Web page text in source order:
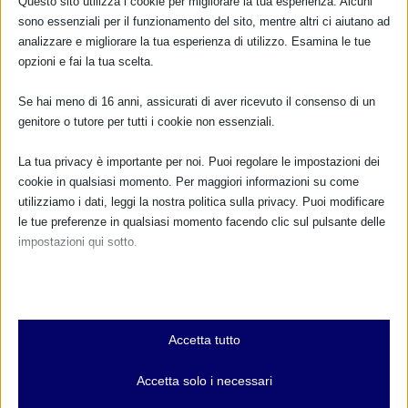
CALENDARIO EVENTI
Non ci sono eventi
FARMACI IN ALLATTAMENTO E
GRAVIDANZA
NUMERO VERDE GRATUITO
Maggiori informazioni
RIMANI AGGIORNATO
sono essenziali per il funzionamento del sito, mentre altri ci aiutano ad
analizzare e migliorare la tua esperienza di utilizzo. Esamina le tue
opzioni e fai la tua scelta.
Se hai meno di 16 anni, assicurati di aver ricevuto il consenso di un
genitore o tutore per tutti i cookie non essenziali.
La tua privacy è importante per noi. Puoi regolare le impostazioni dei
cookie in qualsiasi momento. Per maggiori informazioni su come
utilizziamo i dati, leggi la nostra politica sulla privacy. Puoi modificare
le tue preferenze in qualsiasi momento facendo clic sul pulsante delle
impostazioni qui sotto.
Essenziali
I cookie e i servizi essenziali abilitano le funzioni di base e sono
e servizi non richiedono il consenso dell'utente secondo il GDPR.
Accetta tutto
Accetta solo i necessari